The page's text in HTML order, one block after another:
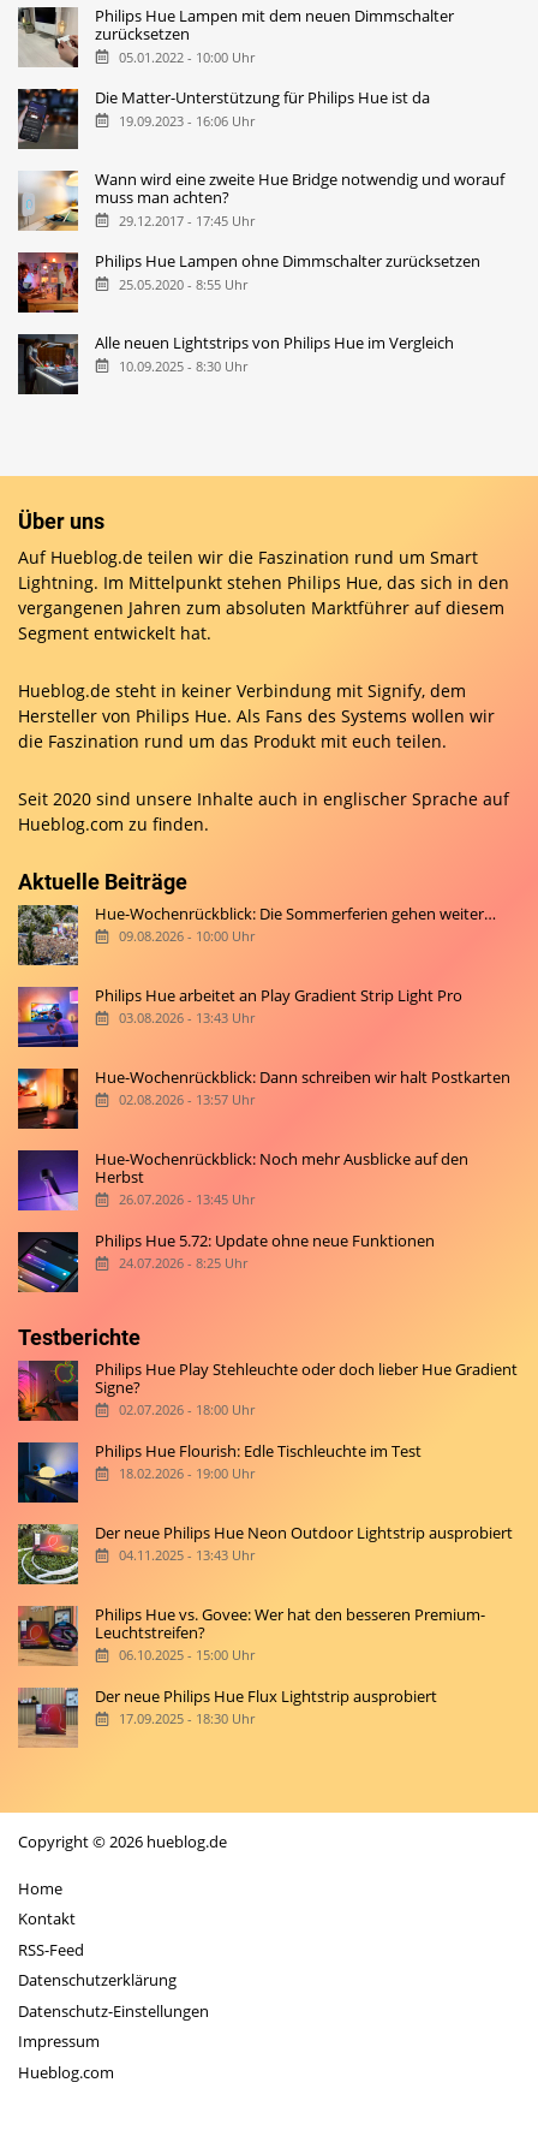
Philips Hue Lampen mit dem neuen Dimmschalter
zurücksetzen
05.01.2022 - 10:00 Uhr
Die Matter-Unterstützung für Philips Hue ist da
19.09.2023 - 16:06 Uhr
Wann wird eine zweite Hue Bridge notwendig und worauf
muss man achten?
29.12.2017 - 17:45 Uhr
Philips Hue Lampen ohne Dimmschalter zurücksetzen
25.05.2020 - 8:55 Uhr
Alle neuen Lightstrips von Philips Hue im Vergleich
10.09.2025 - 8:30 Uhr
Über uns
Auf Hueblog.de teilen wir die Faszination rund um Smart
Lightning. Im Mittelpunkt stehen Philips Hue, das sich in den
vergangenen Jahren zum absoluten Marktführer auf diesem
Segment entwickelt hat.
Hueblog.de steht in keiner Verbindung mit Signify, dem
Hersteller von Philips Hue. Als Fans des Systems wollen wir
die Faszination rund um das Produkt mit euch teilen.
Seit 2020 sind unsere Inhalte auch in englischer Sprache auf
Hueblog.com zu finden.
Aktuelle Beiträge
Hue-Wochenrückblick: Die Sommerferien gehen weiter…
09.08.2026 - 10:00 Uhr
Philips Hue arbeitet an Play Gradient Strip Light Pro
03.08.2026 - 13:43 Uhr
Hue-Wochenrückblick: Dann schreiben wir halt Postkarten
02.08.2026 - 13:57 Uhr
Hue-Wochenrückblick: Noch mehr Ausblicke auf den
Herbst
26.07.2026 - 13:45 Uhr
Philips Hue 5.72: Update ohne neue Funktionen
24.07.2026 - 8:25 Uhr
Testberichte
Philips Hue Play Stehleuchte oder doch lieber Hue Gradient
Signe?
02.07.2026 - 18:00 Uhr
Philips Hue Flourish: Edle Tischleuchte im Test
18.02.2026 - 19:00 Uhr
Der neue Philips Hue Neon Outdoor Lightstrip ausprobiert
04.11.2025 - 13:43 Uhr
Philips Hue vs. Govee: Wer hat den besseren Premium-
Leuchtstreifen?
06.10.2025 - 15:00 Uhr
Der neue Philips Hue Flux Lightstrip ausprobiert
17.09.2025 - 18:30 Uhr
Copyright © 2026 hueblog.de
Home
Kontakt
RSS-Feed
Datenschutzerklärung
Datenschutz-Einstellungen
Impressum
Hueblog.com